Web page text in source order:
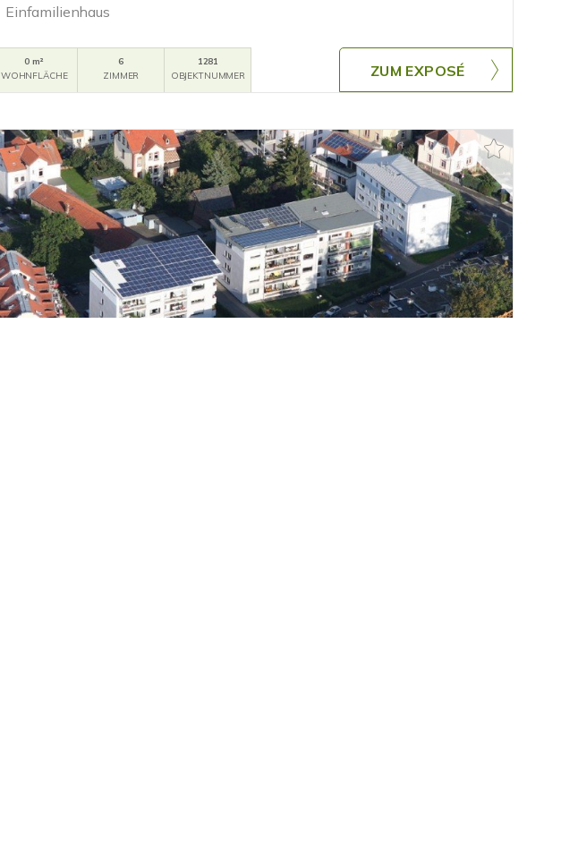
Einfamilienhaus
0 m²
WOHNFLÄCHE
6
ZIMMER
1281
OBJEKTNUMMER
ZUM EXPOSÉ